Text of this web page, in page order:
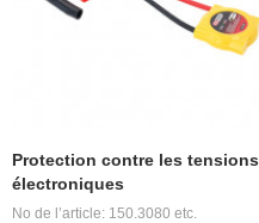
Protection contre les tensions
électroniques
No de l’article: 150.3080 etc.